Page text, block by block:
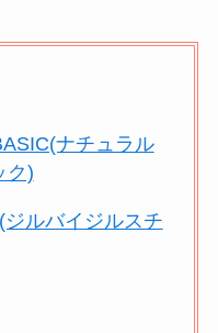
ナチュラル
ク)
ルバイジルスチ